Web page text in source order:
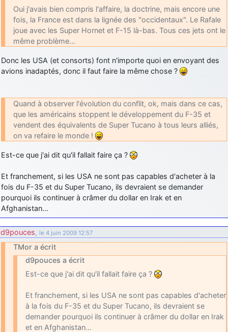
little boy: je vous souhaite un bon réveillon pour cette nouvelle
année!
jericho: Merci D9pouces, à mon tour de souhaiter un Joyeux Noël
d9pouces: Joyeux Noël à tous !
d9pouces
: C'est plutôt après le lycée, voire après une prépa
scientifique, tu as donc encore un peu de temps devant toi
yaellerigolow: bonjour a tous je suis un élève de première
le lycée pour s'orienter et pouvoir devenir officier de l'armée de l'air?
mahmoud: bonsoir, très instructif ce site .mais nous aimerions avoir
les photo des anciens appareils de l'armée de l'air de la haute -volta
d9pouces: Ça me casse quand même bien les pieds, j’avoue
jericho: Pour moi tout est à nouveau OK dirait-on… Merci à toi.
d9pouces: En espérant n’avoir coupé les accessoires de personne
: j'ai trouvé un palliatif un peu violent, mais ça devrait aller
un peu mieux
d9pouces: cette fois, c'est le Brésil et Singapour qui mettent le site
par terre
jericho: Ah ben je peux te confirmer que j'étais resté dans le filtre…
Oui j'avais bien compris l'affaire, la doctrine, mais encore une
fois, la France est dans la lignée des "occidentaux". Le Rafale
joue avec les Super Hornet et F-15 là-bas. Tous ces jets ont le
même problème…
Donc les USA (et consorts) font n'importe quoi en envoyant des
avions inadaptés, donc il faut faire la même chose ?
Quand à observer l'évolution du conflit, ok, mais dans ce cas,
que les américains stoppent le développement du F-35 et
vendent des équivalents de Super Tucano à tous leurs alliés,
on va refaire le monde !
Est-ce que j'ai dit qu'il fallait faire ça ?
Et franchement, si les USA ne sont pas capables d'acheter à la
fois du F-35 et du Super Tucano, ils devraient se demander
pourquoi ils continuer à crâmer du dollar en Irak et en
Afghanistan…
d9pouces, le 4 juin 2009 12:57
TMor a écrit
d9pouces a écrit
Est-ce que j'ai dit qu'il fallait faire ça ?
Et franchement, si les USA ne sont pas capables d'acheter
à la fois du F-35 et du Super Tucano, ils devraient se
demander pourquoi ils continuer à crâmer du dollar en Irak
et en Afghanistan…